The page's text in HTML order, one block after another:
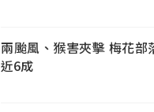
兩颱風、猴害夾擊 梅花部
近6成